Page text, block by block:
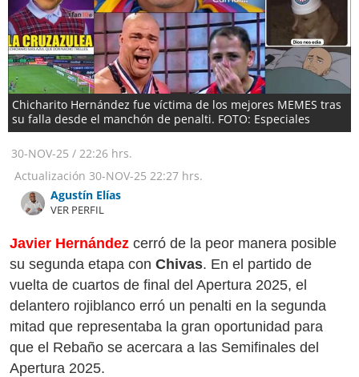
Chicharito Hernández fue víctima de los mejores MEMES tras
su falla desde el manchón de penalti. FOTO: Especiales
30-NOV-25 / 22:26 hrs.
Actualización 30-NOV-25 22:27 hrs.
Agustín Elías
VER PERFIL
Javier Hernández cerró de la peor manera posible
su segunda etapa con Chivas. En el partido de
vuelta de cuartos de final del Apertura 2025, el
delantero rojiblanco erró un penalti en la segunda
mitad que representaba la gran oportunidad para
que el Rebaño se acercara a las Semifinales del
Apertura 2025.